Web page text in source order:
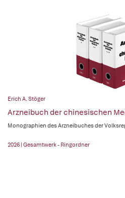
Erich A. Stöger
Arzneibuch der chinesischen
Monographien des Arzneibuches der
2026 | Gesamtwerk - Ringordner